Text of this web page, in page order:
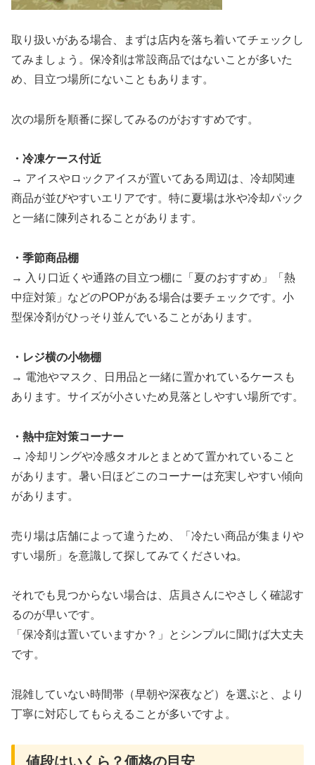
取り扱いがある場合、まずは店内を落ち着いてチェックし
てみましょう。保冷剤は常設商品ではないことが多いた
め、目立つ場所にないこともあります。
次の場所を順番に探してみるのがおすすめです。
・冷凍ケース付近
→ アイスやロックアイスが置いてある周辺は、冷却関連
商品が並びやすいエリアです。特に夏場は氷や冷却パック
と一緒に陳列されることがあります。
・季節商品棚
→ 入り口近くや通路の目立つ棚に「夏のおすすめ」「熱
中症対策」などのPOPがある場合は要チェックです。小
型保冷剤がひっそり並んでいることがあります。
・レジ横の小物棚
→ 電池やマスク、日用品と一緒に置かれているケースも
あります。サイズが小さいため見落としやすい場所です。
・熱中症対策コーナー
→ 冷却リングや冷感タオルとまとめて置かれていること
があります。暑い日ほどこのコーナーは充実しやすい傾向
があります。
売り場は店舗によって違うため、「冷たい商品が集まりや
すい場所」を意識して探してみてくださいね。
それでも見つからない場合は、店員さんにやさしく確認す
るのが早いです。
「保冷剤は置いていますか？」とシンプルに聞けば大丈夫
です。
混雑していない時間帯（早朝や深夜など）を選ぶと、より
丁寧に対応してもらえることが多いですよ。
値段はいくら？価格の目安